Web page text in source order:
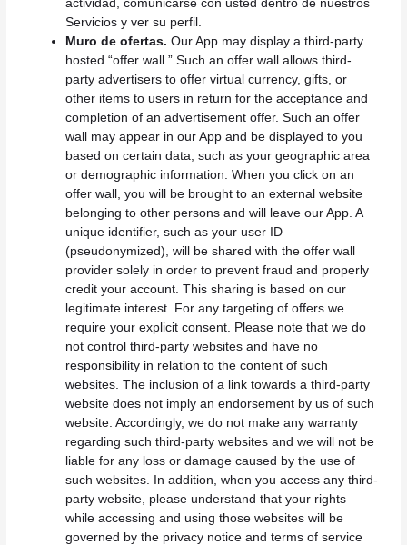
actividad, comunicarse con usted dentro de nuestros
Servicios y ver su perfil.
Muro de ofertas. Our App may display a third-party
hosted “offer wall.” Such an offer wall allows third-
party advertisers to offer virtual currency, gifts, or
other items to users in return for the acceptance and
completion of an advertisement offer. Such an offer
wall may appear in our App and be displayed to you
based on certain data, such as your geographic area
or demographic information. When you click on an
offer wall, you will be brought to an external website
belonging to other persons and will leave our App. A
unique identifier, such as your user ID
(pseudonymized), will be shared with the offer wall
provider solely in order to prevent fraud and properly
credit your account. This sharing is based on our
legitimate interest. For any targeting of offers we
require your explicit consent. Please note that we do
not control third-party websites and have no
responsibility in relation to the content of such
websites. The inclusion of a link towards a third-party
website does not imply an endorsement by us of such
website. Accordingly, we do not make any warranty
regarding such third-party websites and we will not be
liable for any loss or damage caused by the use of
such websites. In addition, when you access any third-
party website, please understand that your rights
while accessing and using those websites will be
governed by the privacy notice and terms of service